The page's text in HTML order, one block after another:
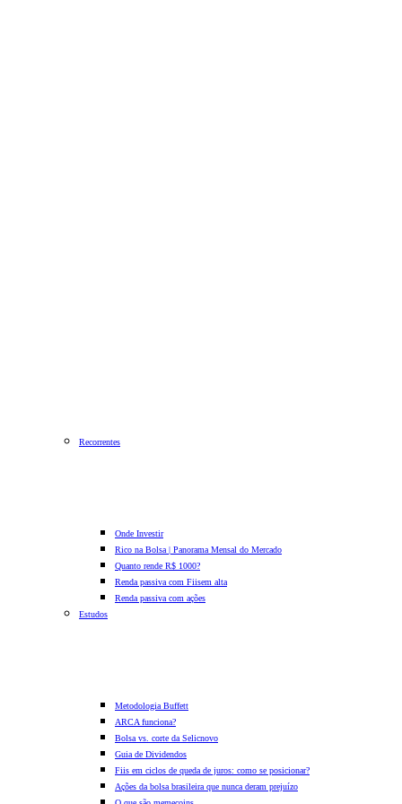
Recorrentes
Onde Investir
Rico na Bolsa | Panorama Mensal do Mercado
Quanto rende R$ 1000?
Renda passiva com Fiisem alta
Renda passiva com ações
Estudos
Metodologia Buffett
ARCA funciona?
Bolsa vs. corte da Selicnovo
Guia de Dividendos
Fiis em ciclos de queda de juros: como se posicionar?
Ações da bolsa brasileira que nunca deram prejuízo